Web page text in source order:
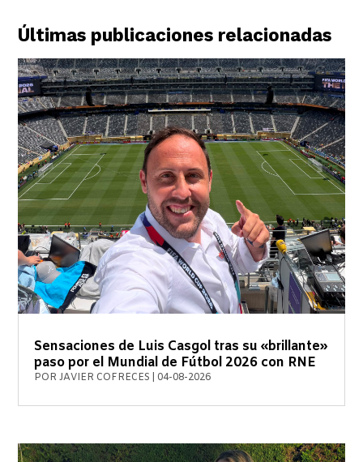
Últimas publicaciones relacionadas
Sensaciones de Luis Casgol tras su «brillante»
paso por el Mundial de Fútbol 2026 con RNE
PORJAVIER COFRECES 04-08-2026